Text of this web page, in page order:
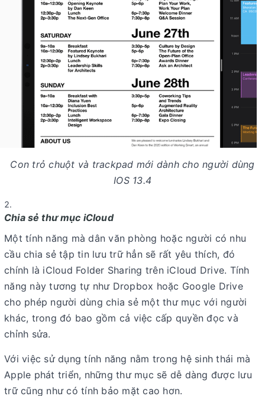
Con trỏ chuột và trackpad mới dành cho người dùng
IOS 13.4
Chia sẻ thư mục iCloud
Một tính năng mà dân văn phòng hoặc người có nhu
cầu chia sẻ tập tin lưu trữ hẳn sẽ rất yêu thích, đó
chính là iCloud Folder Sharing trên iCloud Drive. Tính
năng này tương tự như Dropbox hoặc Google Drive
cho phép người dùng chia sẻ một thư mục với người
khác, trong đó bao gồm cả việc cấp quyền đọc và
chỉnh sửa.
Với việc sử dụng tính năng nằm trong hệ sinh thái mà
Apple phát triển, những thư mục sẽ dễ dàng được lưu
trữ cũng như có tính bảo mặt cao hơn.